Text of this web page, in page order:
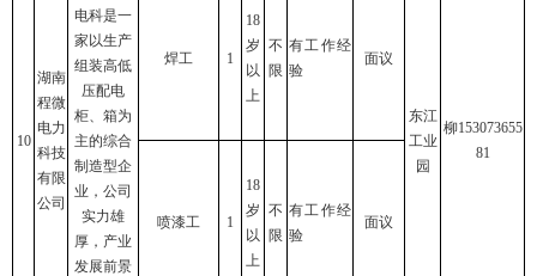
10
湖南
程微
电力
科技
有限
公司
电科是一
家以生产
组装高低
压配电
柜、箱为
主的综合
制造型企
业，公司
实力雄
厚，产业
发展前景
焊工 1
18
岁
以
上
不
限
有工作经
验
面议
东江
工业
园
柳153073655
81
喷漆工 1
18
岁
以
上
不
限
有工作经
验
面议